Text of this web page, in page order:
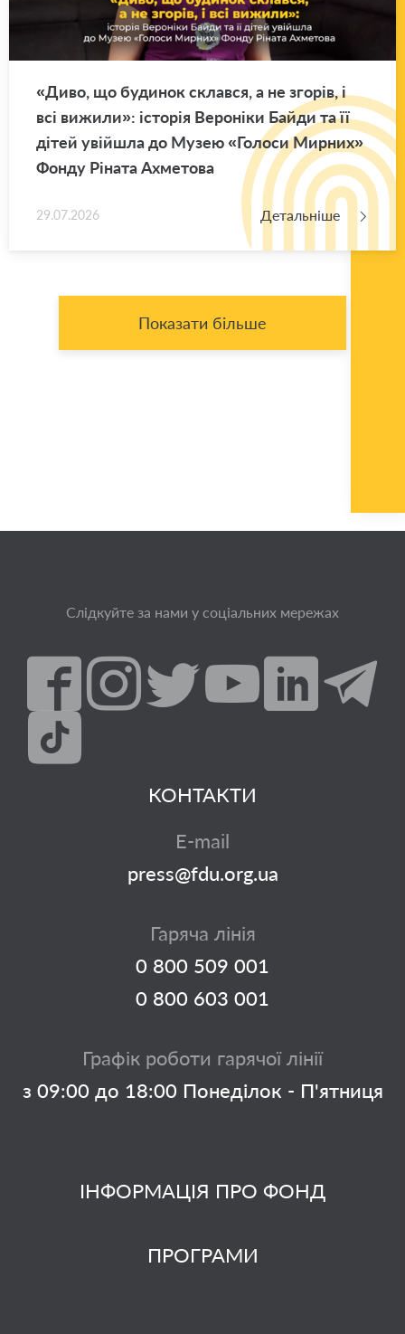
«Диво, що бу­ди­нок склав­ся, а не зго­рів, і
всі ви­жи­ли»: істо­рія Ве­ро­ні­ки Байди та її
дітей уві­йшла до Музею «Го­ло­си Мир­них»
Фонду Рі­на­та Ахме­то­ва
29.07.2026 Детальніше
Показати більше
Слідкуйте за нами у соціальних мережах
ІНФОРМАЦІЯ ПРО ФОНД
ПРОГРАМИ
КОНТАКТИ
E-mail
press@fdu.org.ua
Гаряча лінія
0 800 509 001
0 800 603 001
Графік роботи гарячої лінії
з 09:00 до 18:00 Понеділок - П'ятниця